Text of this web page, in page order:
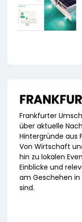
Frankfurter
über aktuelle
Hintergründe aus
Von Wirtschaft
hin zu lokalen
Einblicke und
am Geschehen
sind.